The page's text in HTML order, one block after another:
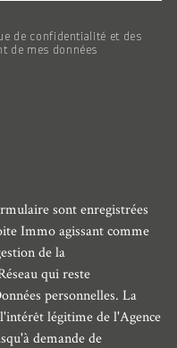
de confidentialité et des
de mes données
sont enregistrées
Immo agissant comme
de la
qui reste
personnelles. La
légitime de l'Agence
demande de